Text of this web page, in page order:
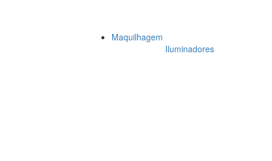
Maquilhagem
Iluminadores